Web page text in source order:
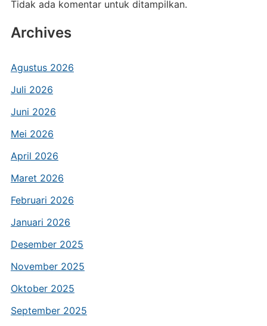
Tidak ada komentar untuk ditampilkan.
Archives
Agustus 2026
Juli 2026
Juni 2026
Mei 2026
April 2026
Maret 2026
Februari 2026
Januari 2026
Desember 2025
November 2025
Oktober 2025
September 2025